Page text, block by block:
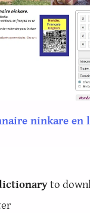
ninkare en
to